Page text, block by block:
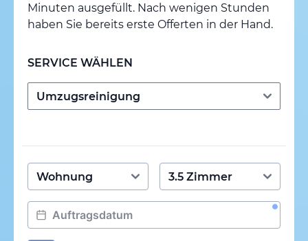
Minuten ausgefüllt. Nach wenigen Stunden
haben Sie bereits erste Offerten in der Hand.
SERVICE WÄHLEN